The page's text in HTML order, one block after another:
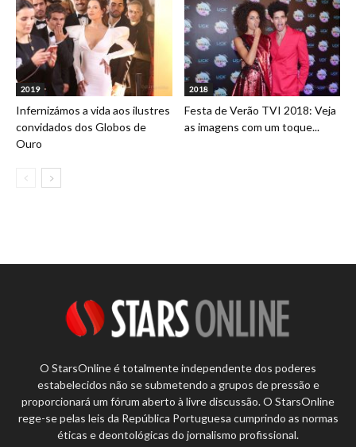
2019
Infernizámos a vida aos ilustres
convidados dos Globos de
Ouro
2018
Festa de Verão TVI 2018: Veja
as imagens com um toque...
O StarsOnline é totalmente independente dos poderes
estabelecidos não se submetendo a grupos de pressão e
proporcionará um fórum aberto à livre discussão. O StarsOnline
rege-se pelas leis da República Portuguesa cumprindo as normas
éticas e deontológicas do jornalismo profissional.